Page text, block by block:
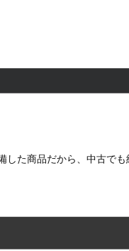
した商品だから、中古で